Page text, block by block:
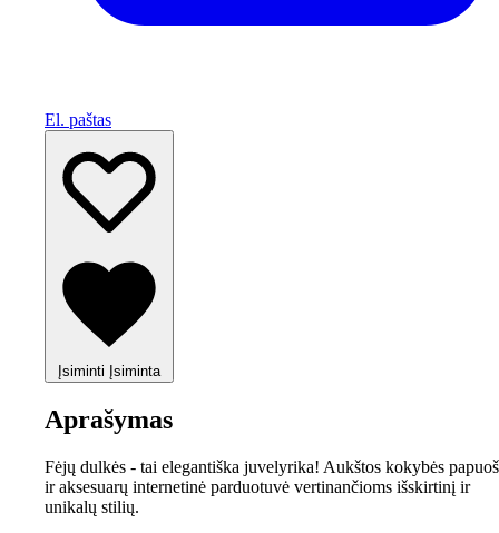
El. paštas
Įsiminti Įsiminta
Aprašymas
Fėjų dulkės - tai elegantiška juvelyrika! Aukštos kokybės
ir aksesuarų internetinė parduotuvė vertinančioms išskirtinį ir
unikalų stilių.